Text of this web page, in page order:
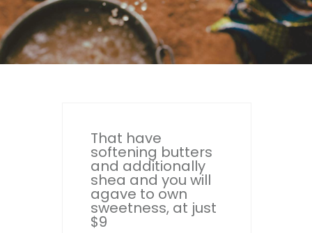
That have
softening butters
and additionally
shea and you will
agave to own
sweetness, at just
$9